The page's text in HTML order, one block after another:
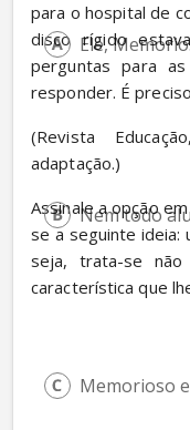
para o hospital de
disco rígido
perguntas para
responder. É
(Revista
adaptação.)
Assinale a opção
se a seguinte ideia:
seja, trata-se
característica que
Ele,
Nem todo
Memorioso